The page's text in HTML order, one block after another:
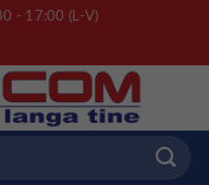
- 17:00 (L-V)